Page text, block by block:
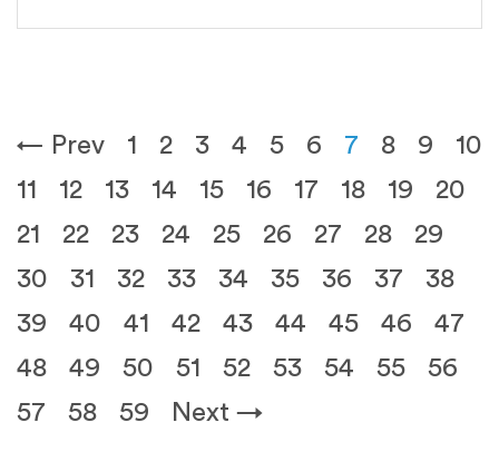
← Prev 1 2 3 4 5 6 7 8 9
10
11
12 13 14 15 16 17 18 19
20
21
22 23 24 25 26 27 28
29
30
31 32 33 34 35 36 37
38
39
40 41 42 43 44 45 46
47
48
49 50 51 52 53 54 55
56
57
58 59 Next →